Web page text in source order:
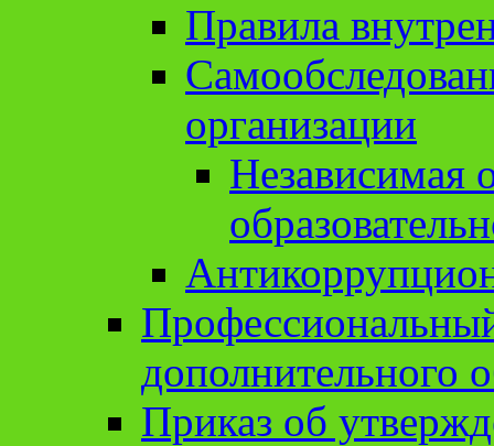
Правила
организации
Независимая
дополнительного
Приказ об